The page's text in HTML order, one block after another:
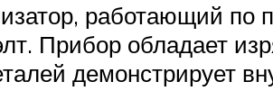
работающий по
Прибор обладает
демонстрирует